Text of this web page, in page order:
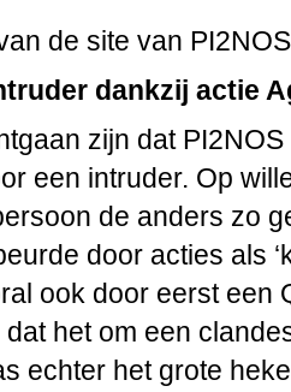
de site van
dankzij actie
zijn dat
een intruder. Op
de anders zo
door acties als
ook door eerst een
het om een
echter het grote